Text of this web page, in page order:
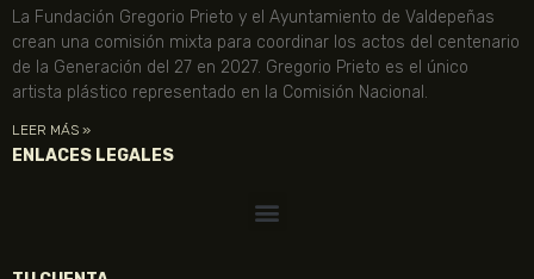
La Fundación Gregorio Prieto y el Ayuntamiento de Valdepeñas
crean una comisión mixta para coordinar los actos del centenario
de la Generación del 27 en 2027. Gregorio Prieto es el único
artista plástico representado en la Comisión Nacional.
LEER MÁS »
ENLACES LEGALES